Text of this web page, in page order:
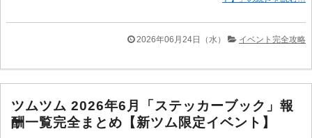
2026年06月24日（水） イベント完全攻略
ツムツム 2026年6月「ステッカーブック」報
酬一覧完全まとめ【新ツム限定イベント】